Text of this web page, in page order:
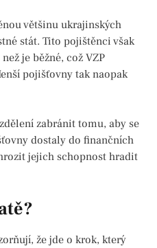
většinu ukrajinských
stát. Tito pojištěnci však
je běžné, což VZP
pojišťovny tak naopak
zabránit tomu, aby se
dostaly do finančních
jejich schopnost hradit
že jde o krok, který